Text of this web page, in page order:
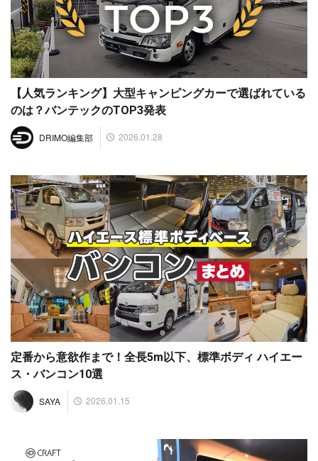
【人気ランキング】大型キャンピングカーで選ばれている
のは？バンテックのTOP3発表
DRIMO編集部 2026.01.28
定番から意欲作まで！全長5m以下、標準ボディ ハイエー
ス・バンコン10選
SAYA 2026.01.15